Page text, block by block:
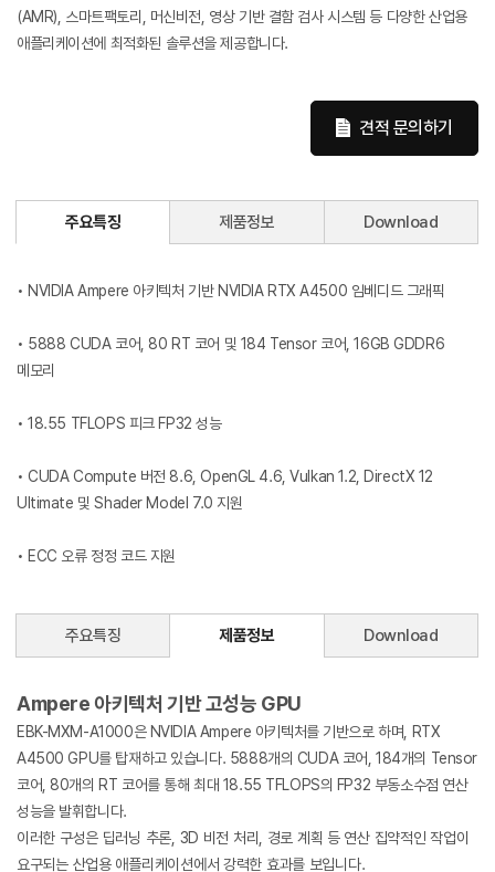
(AMR), 스마트팩토리, 머신비전, 영상 기반 결함 검사 시스템 등 다양한 산업용
애플리케이션에 최적화된 솔루션을 제공합니다.
견적 문의하기
주요특징 제품정보 Download
• NVIDIA Ampere 아키텍처 기반 NVIDIA RTX A4500 임베디드 그래픽
• 5888 CUDA 코어, 80 RT 코어 및 184 Tensor 코어, 16GB GDDR6
메모리
• 18.55 TFLOPS 피크 FP32 성능
• CUDA Compute 버전 8.6, OpenGL 4.6, Vulkan 1.2, DirectX 12
Ultimate 및 Shader Model 7.0 지원
• ECC 오류 정정 코드 지원
주요특징 제품정보 Download
Ampere 아키텍처 기반 고성능 GPU
EBK-MXM-A1000은 NVIDIA Ampere 아키텍처를 기반으로 하며, RTX
A4500 GPU를 탑재하고 있습니다. 5888개의 CUDA 코어, 184개의 Tensor
코어, 80개의 RT 코어를 통해 최대 18.55 TFLOPS의 FP32 부동소수점 연산
성능을 발휘합니다.
이러한 구성은 딥러닝 추론, 3D 비전 처리, 경로 계획 등 연산 집약적인 작업이
요구되는 산업용 애플리케이션에서 강력한 효과를 보입니다.